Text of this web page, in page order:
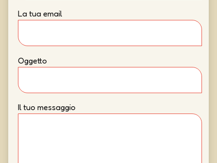
La tua email
Oggetto
Il tuo messaggio